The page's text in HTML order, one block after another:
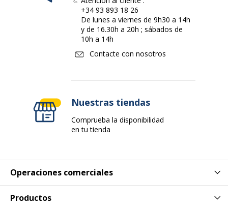
Operaciones comerciales
Productos
+34 93 893 18 26
De lunes a viernes de 9h30 a 14h
y de 16.30h a 20h ; sábados de
10h a 14h
Contacte con nosotros
Nuestras tiendas
Comprueba la disponibilidad
en tu tienda